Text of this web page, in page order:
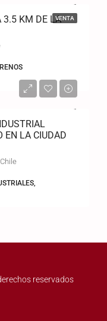
VENTA
3.5 KM DE LA
EN LA CIUDAD
reservados